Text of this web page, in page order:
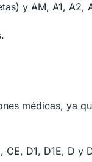
y AM, A1, A2,
médicas, ya
D1, D1E, D y